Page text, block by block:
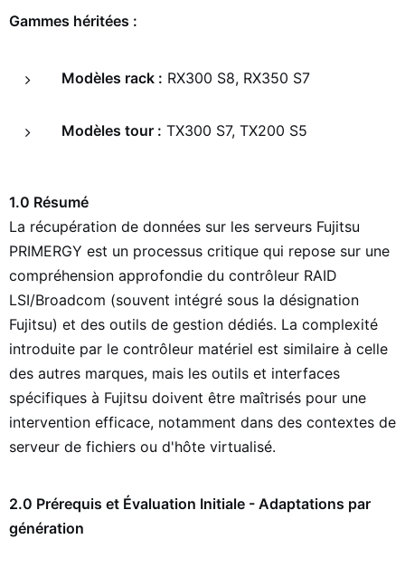
Gammes héritées :
Modèles rack : RX300 S8, RX350 S7
Modèles tour : TX300 S7, TX200 S5
1.0 Résumé
La récupération de données sur les serveurs Fujitsu
PRIMERGY est un processus critique qui repose sur une
compréhension approfondie du contrôleur RAID
LSI/Broadcom (souvent intégré sous la désignation
Fujitsu) et des outils de gestion dédiés. La complexité
introduite par le contrôleur matériel est similaire à celle
des autres marques, mais les outils et interfaces
spécifiques à Fujitsu doivent être maîtrisés pour une
intervention efficace, notamment dans des contextes de
serveur de fichiers ou d'hôte virtualisé.
2.0 Prérequis et Évaluation Initiale - Adaptations par
génération